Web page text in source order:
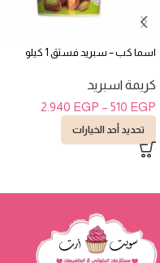
اسما كب – سبريد فستق 1 كيلو
كريمة اسبريد
510 EGP
–
2.940 EGP
تحديد أحد الخيارات